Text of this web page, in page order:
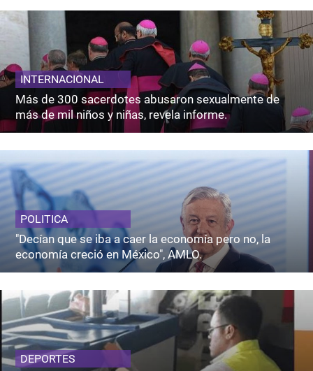
INTERNACIONAL
Más de 300 sacerdotes abusaron sexualmente de
más de mil niños y niñas, revela informe.
POLITICA
"Decían que se iba a caer la economía pero no, la
economía creció en México", AMLO.
DEPORTES